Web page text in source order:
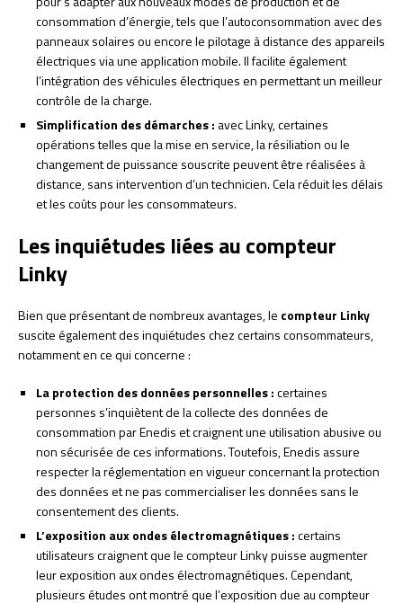
consommation d’énergie, tels que l’autoconsommation avec des
panneaux solaires ou encore le pilotage à distance des appareils
électriques via une application mobile. Il facilite également
l’intégration des véhicules électriques en permettant un meilleur
contrôle de la charge.
Simplification des démarches : avec Linky, certaines
opérations telles que la mise en service, la résiliation ou le
changement de puissance souscrite peuvent être réalisées à
distance, sans intervention d’un technicien. Cela réduit les délais
et les coûts pour les consommateurs.
Les inquiétudes liées au compteur
Linky
Bien que présentant de nombreux avantages, le compteur Linky
suscite également des inquiétudes chez certains consommateurs,
notamment en ce qui concerne :
La protection des données personnelles :certaines
personnes s’inquiètent de la collecte des données de
consommation par Enedis et craignent une utilisation abusive ou
non sécurisée de ces informations. Toutefois, Enedis assure
respecter la réglementation en vigueur concernant la protection
des données et ne pas commercialiser les données sans le
consentement des clients.
L’exposition aux ondes électromagnétiques :certains
utilisateurs craignent que le compteur Linky puisse augmenter
leur exposition aux ondes électromagnétiques. Cependant,
plusieurs études ont montré que l’exposition due au compteur